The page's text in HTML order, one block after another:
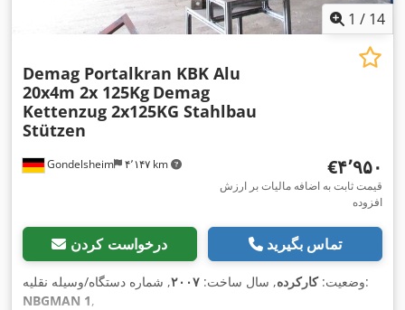
1 / 14
Gondelsheim ۴٬۱۴۷ km
Demag Portalkran KBK Alu
20x4m 2x 125Kg Demag
Kettenzug 2x125KG Stahlbau
Stützen
‎€۴٬۹۵۰
قیمت ثابت به اضافه مالیات بر ارزش
افزوده
درخواست کردن تماس بگیرید
وضعیت:کارکرده, سال ساخت: ۲۰۰۷
, شماره دستگاه/وسیله نقلیه:
NBGMAN 1,